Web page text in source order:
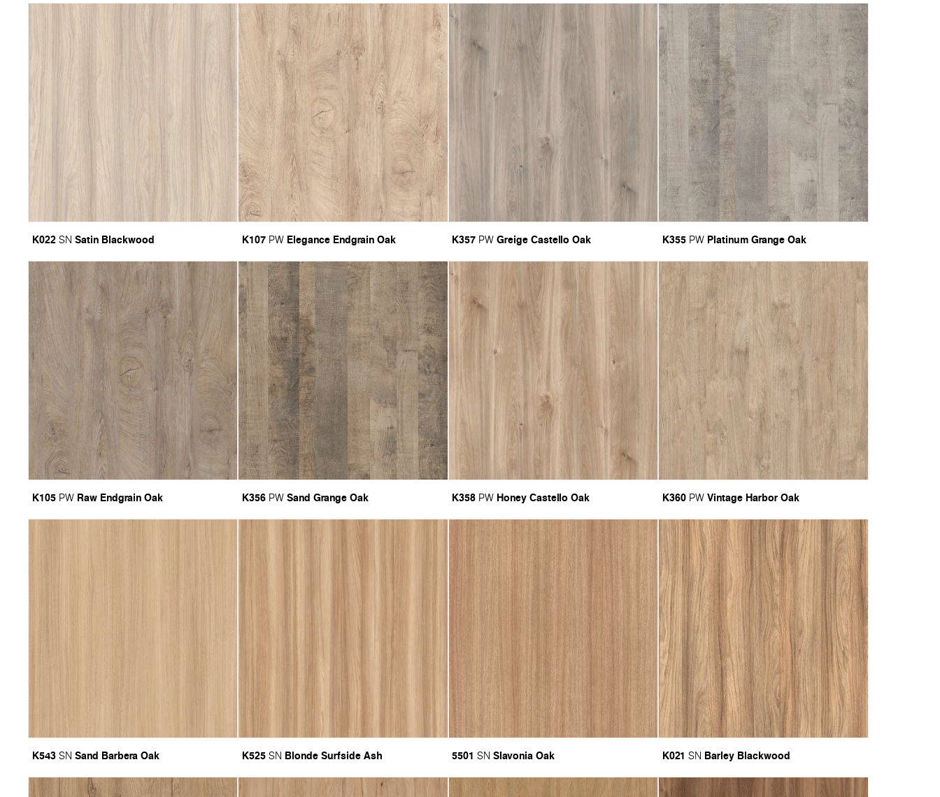
K022 SN Satin Blackwood K107 PW Elegance Endgrain Oak K357 PW Greige Castello Oak K355 PW Platinum Grange Oak
K105 PW Raw Endgrain Oak K356 PW Sand Grange Oak K358 PW Honey Castello Oak K360 PW Vintage Harbor Oak
K543 SN Sand Barbera Oak K525 SN Blonde Surfside Ash 5501 SN Slavonia Oak K021 SN Barley Blackwood